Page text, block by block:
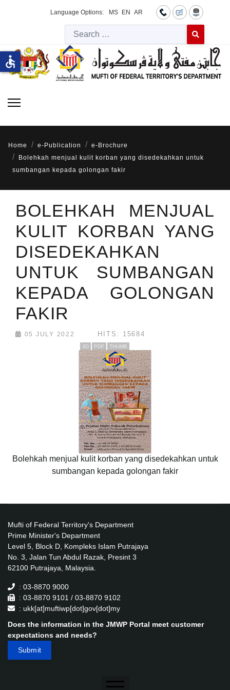
Language Options: MS EN AR
Type 2 or
Home e-Publication
e-Brochure
Bolehkah menjual kulit korban yang disedekahkan untuk
sumbangan kepada golongan fakir
BOLEHKAH MENJUAL
KULIT KORBAN YANG
DISEDEKAHKAN
UNTUK SUMBANGAN
KEPADA GOLONGAN
FAKIR
05 JULY 2022 HITS: 15684
3D PDF THUMB
Bolehkah menjual kulit korban yang disedekahkan untuk
sumbangan kepada golongan fakir
Mufti of Federal Territory's Department
Prime Minister's Department
Level 5, Block D, Kompleks Islam Putrajaya
No. 3, Jalan Tun Abdul Razak, Presint 3
62100 Putrajaya, Malaysia.
: 03-8870 9000
: 03-8870 9101 / 03-8870 9102
: ukk[at]muftiwp[dot]gov[dot]my
Does the information in the JMWP Portal meet customer
expectations and needs?
accessible